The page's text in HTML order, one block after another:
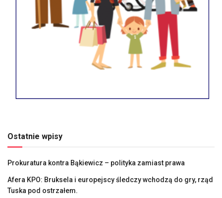
Ostatnie wpisy
Prokuratura kontra Bąkiewicz – polityka zamiast prawa
Afera KPO: Bruksela i europejscy śledczy wchodzą do gry, rząd
Tuska pod ostrzałem.